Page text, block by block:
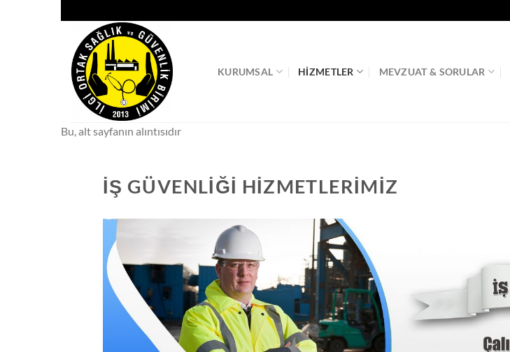
atla
KURUMSAL HIZMETLER MEVZUAT & SORULAR
Bu, alt sayfanın alıntısıdır
İŞ GÜVENLIĞI HIZMETLERIMIZ